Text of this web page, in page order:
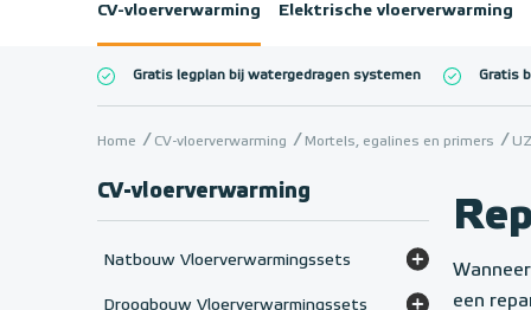
CV-vloerverwarming Elektrische vloerverwarming
Gratis legplan bij watergedragen systemen Gratis
Home CV-vloerverwarming Mortels, egalines en primers
CV-vloerverwarming
Natbouw Vloerverwarmingssets
Droogbouw Vloerverwarmingssets
een